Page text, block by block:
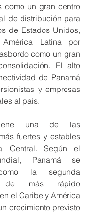
como un gran centro
de distribución para
de Estados Unidos,
Latina por
como un gran
El alto
de Panamá
y empresas
al país.
una de las
fuertes y estables
Central. Según el
Panamá se
la segunda
de más rápido
el Caribe y América
crecimiento previsto